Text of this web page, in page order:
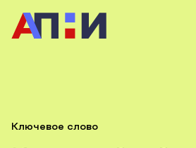
Ключевое слово